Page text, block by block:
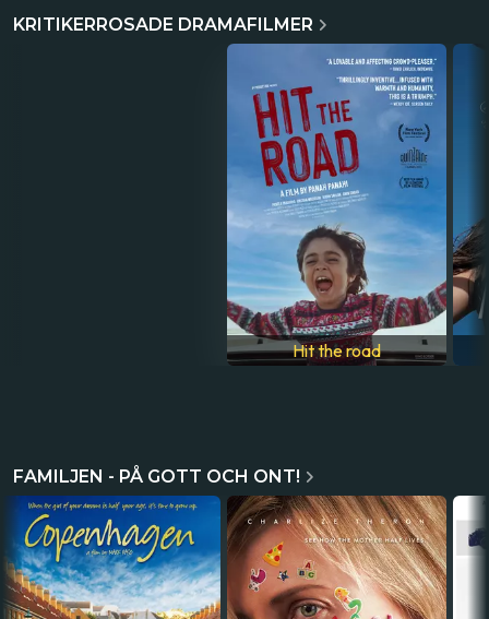
KRITIKERROSADE DRAMAFILMER
Clara Sola
Hit the road
FAMILJEN - PÅ GOTT OCH ONT!